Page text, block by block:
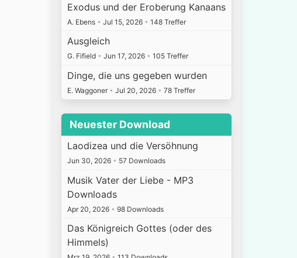
Exodus und der Eroberung Kanaans
A. Ebens • Jul 15, 2026 • 148 Treffer
Ausgleich
G. Fifield • Jun 17, 2026 • 105 Treffer
Dinge, die uns gegeben wurden
E. Waggoner • Jul 20, 2026 • 78 Treffer
Neuester Download
Laodizea und die Versöhnung
Jun 30, 2026 • 57 Downloads
Musik Vater der Liebe - MP3
Downloads
Apr 20, 2026 • 98 Downloads
Das Königreich Gottes (oder des
Himmels)